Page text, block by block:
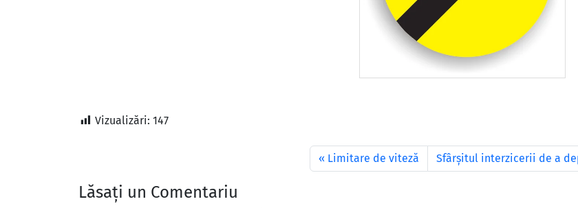
Vizualizări: 147
Limitare de viteză Sfârșitul interzicerii de a
Lăsați un Comentariu